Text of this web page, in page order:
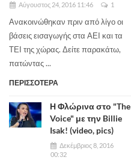
Αύγουστος 24, 2016 11:46 1
Ανακοινώθηκαν πριν από λίγο οι
βάσεις εισαγωγής στα ΑΕΙ και τα
ΤΕΙ της χώρας. Δείτε παρακάτω,
πατώντας ...
ΠΕΡΙΣΣΟΤΕΡΑ
Η Φλώρινα στο "The
Voice" με την Billie
Isak! (video, pics)
Δεκέμβριος 8, 2016
00:32